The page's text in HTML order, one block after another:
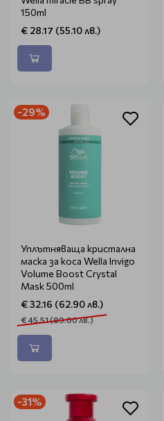
150ml
€ 28.17 (55.10 лв.)
-29%
Уплътняваща кристална
маска за коса Wella Invigo
Volume Boost Crystal
Mask 500ml
€ 32.16 (62.90 лв.)
€ 45.51 (89.00 лв.)
-31%